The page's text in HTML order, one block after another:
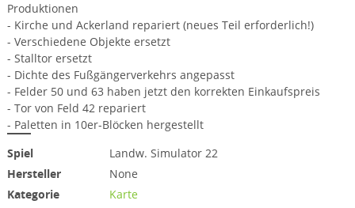
Produktionen
- Kirche und Ackerland repariert (neues Teil erforderlich!)
- Verschiedene Objekte ersetzt
- Stalltor ersetzt
- Dichte des Fußgängerverkehrs angepasst
- Felder 50 und 63 haben jetzt den korrekten Einkaufspreis
- Tor von Feld 42 repariert
- Paletten in 10er-Blöcken hergestellt
Spiel
Landw. Simulator 22
Hersteller
None
Kategorie
Karte